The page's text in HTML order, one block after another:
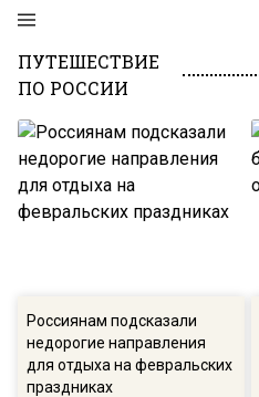
ПУТЕШЕСТВИЕ
ПО РОССИИ
Россиянам подсказали
недорогие направления
для отдыха на февральских
праздниках